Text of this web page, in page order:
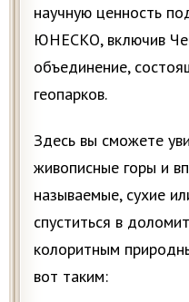
научную ценность
ЮНЕСКО, включив
объединение,
геопарков.
Здесь вы сможете
живописные горы и
называемые, сухие
спуститься в
колоритным
вот таким: